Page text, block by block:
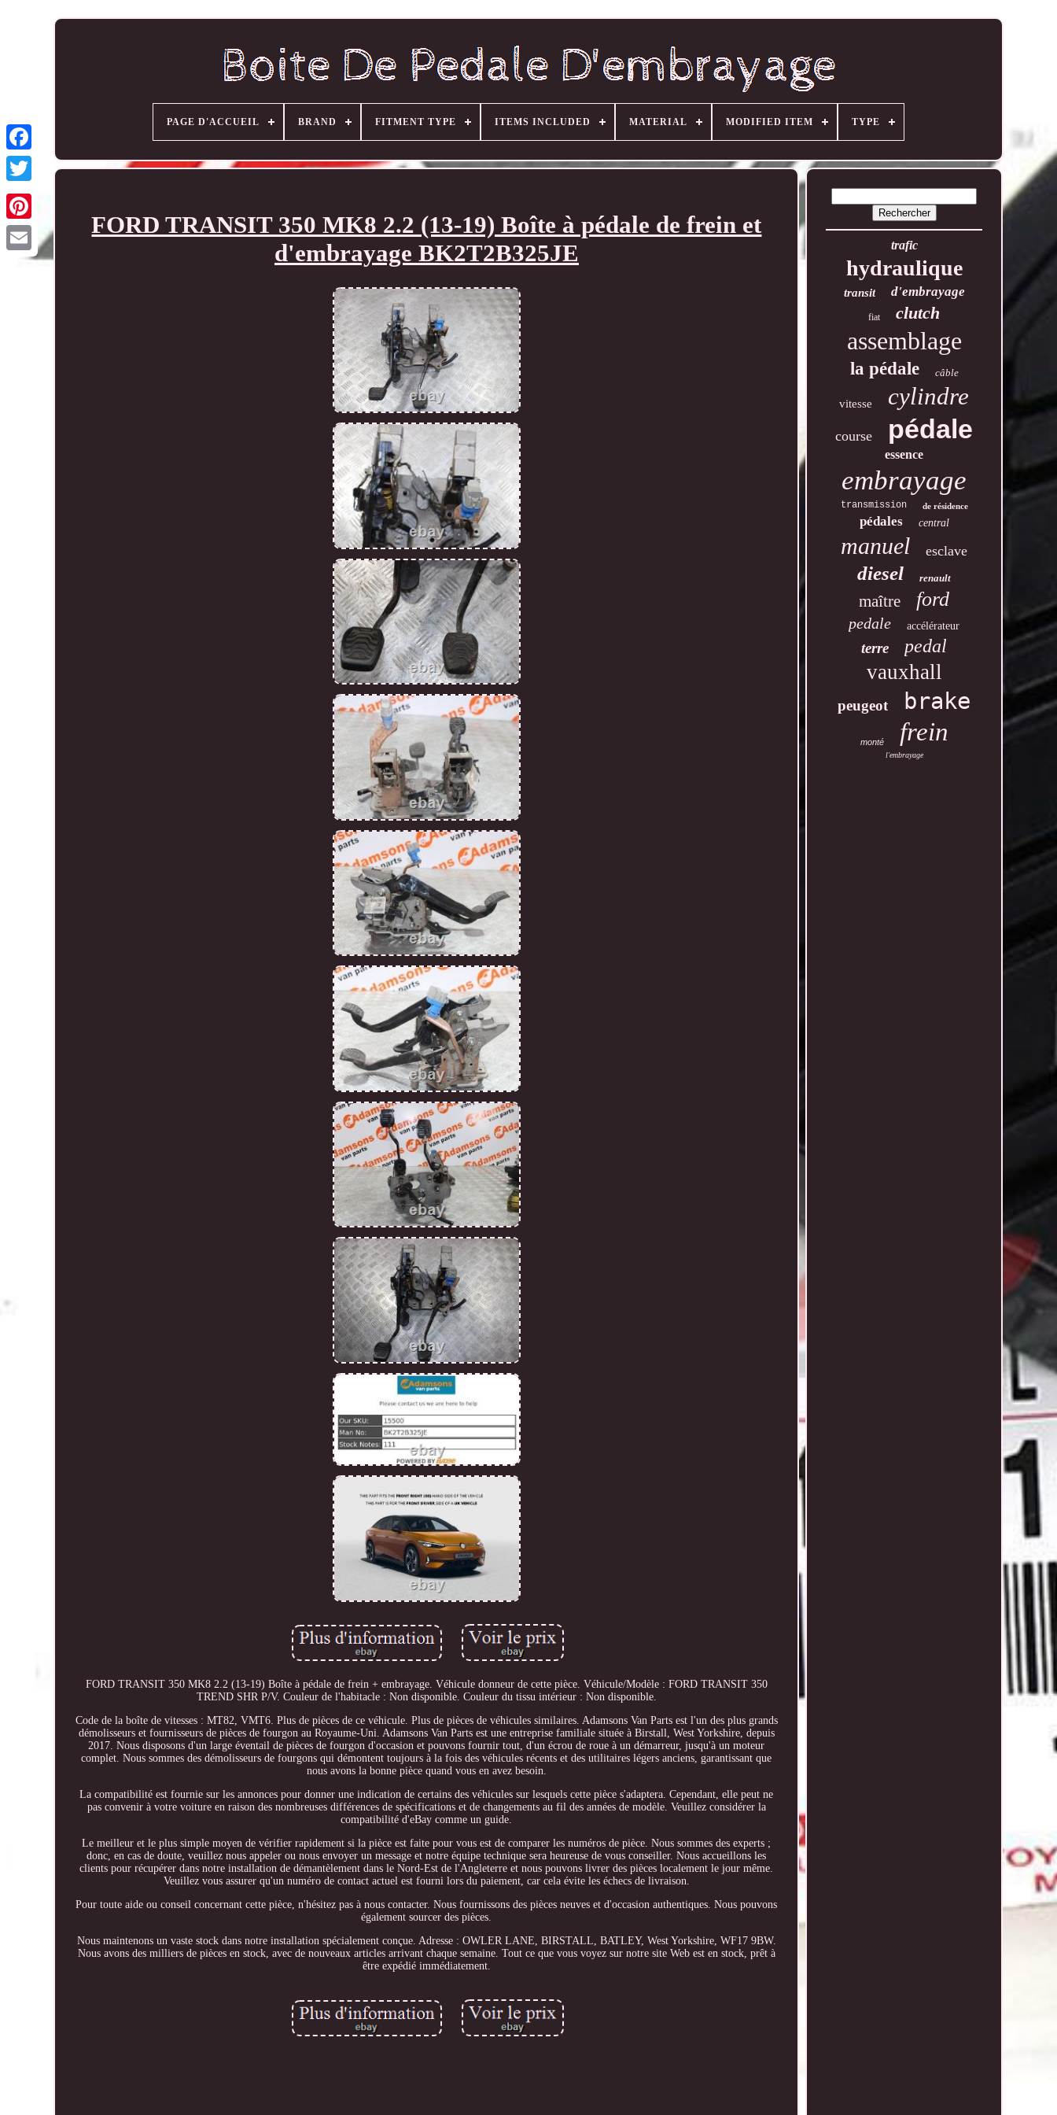
PAGE D'ACCUEIL BRAND FITMENT TYPE ITEMS INCLUDED MATERIAL MODIFIED ITEM TYPE
FORD TRANSIT 350 MK8 2.2 (13-19) Boîte à pédale de frein et
d'embrayage BK2T2B325JE
FORD TRANSIT 350 MK8 2.2 (13-19) Boîte à pédale de frein + embrayage. Véhicule donneur de cette pièce. Véhicule/Modèle : FORD TRANSIT 350
TREND SHR P/V. Couleur de l'habitacle : Non disponible. Couleur du tissu intérieur : Non disponible.
Code de la boîte de vitesses : MT82, VMT6. Plus de pièces de ce véhicule. Plus de pièces de véhicules similaires. Adamsons Van Parts est l'un des plus grands
démolisseurs et fournisseurs de pièces de fourgon au Royaume-Uni. Adamsons Van Parts est une entreprise familiale située à Birstall, West Yorkshire, depuis
2017. Nous disposons d'un large éventail de pièces de fourgon d'occasion et pouvons fournir tout, d'un écrou de roue à un démarreur, jusqu'à un moteur
complet. Nous sommes des démolisseurs de fourgons qui démontent toujours à la fois des véhicules récents et des utilitaires légers anciens, garantissant que
nous avons la bonne pièce quand vous en avez besoin.
La compatibilité est fournie sur les annonces pour donner une indication de certains des véhicules sur lesquels cette pièce s'adaptera. Cependant, elle peut ne
pas convenir à votre voiture en raison des nombreuses différences de spécifications et de changements au fil des années de modèle. Veuillez considérer la
compatibilité d'eBay comme un guide.
Le meilleur et le plus simple moyen de vérifier rapidement si la pièce est faite pour vous est de comparer les numéros de pièce. Nous sommes des experts ;
donc, en cas de doute, veuillez nous appeler ou nous envoyer un message et notre équipe technique sera heureuse de vous conseiller. Nous accueillons les
clients pour récupérer dans notre installation de démantèlement dans le Nord-Est de l'Angleterre et nous pouvons livrer des pièces localement le jour même.
Veuillez vous assurer qu'un numéro de contact actuel est fourni lors du paiement, car cela évite les échecs de livraison.
Pour toute aide ou conseil concernant cette pièce, n'hésitez pas à nous contacter. Nous fournissons des pièces neuves et d'occasion authentiques. Nous pouvons
également sourcer des pièces.
Nous maintenons un vaste stock dans notre installation spécialement conçue. Adresse : OWLER LANE, BIRSTALL, BATLEY, West Yorkshire, WF17 9BW.
Nous avons des milliers de pièces en stock, avec de nouveaux articles arrivant chaque semaine. Tout ce que vous voyez sur notre site Web est en stock, prêt à
être expédié immédiatement.
trafic
hydraulique
transit d'embrayage
fiat clutch
assemblage
la pédale câble
vitesse cylindre
course pédale
essence
embrayage
transmission de résidence
pédales central
manuel esclave
diesel renault
maître ford
pedale accélérateur
terre pedal
vauxhall
peugeot brake
monté frein
l'embrayage